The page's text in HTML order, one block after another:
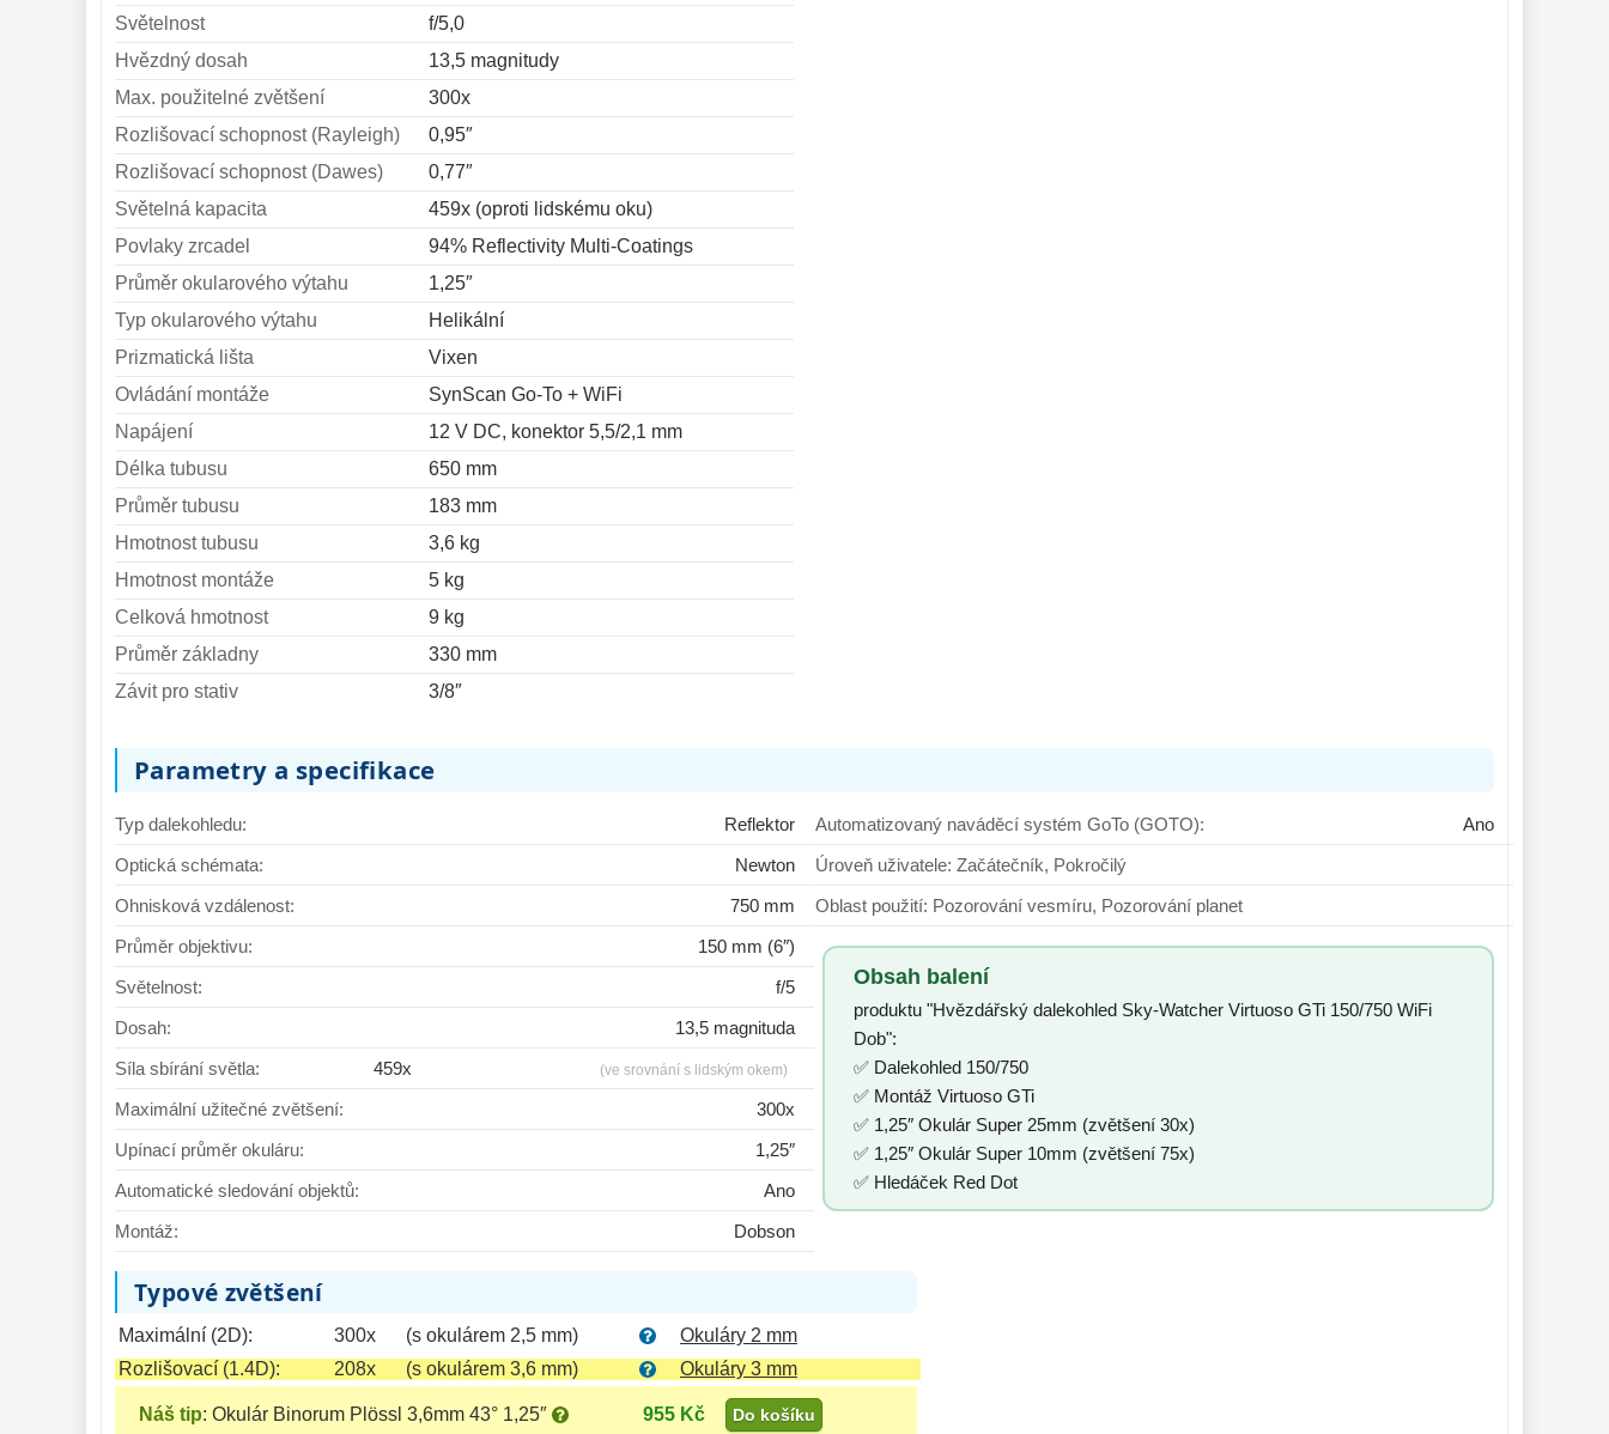
Světelnost
f/5,0
Hvězdný dosah
13,5 magnitudy
Max. použitelné zvětšení
300x
Rozlišovací schopnost (Rayleigh)
0,95″
Rozlišovací schopnost (Dawes)
0,77″
Světelná kapacita
459x (oproti lidskému oku)
Povlaky zrcadel
94% Reflectivity Multi-Coatings
Průměr okularového výtahu
1,25″
Typ okularového výtahu
Helikální
Prizmatická lišta
Vixen
Ovládání montáže
SynScan Go-To + WiFi
Napájení
12 V DC, konektor 5,5/2,1 mm
Délka tubusu
650 mm
Průměr tubusu
183 mm
Hmotnost tubusu
3,6 kg
Hmotnost montáže
5 kg
Celková hmotnost
9 kg
Průměr základny
330 mm
Závit pro stativ
3/8″
Parametry a specifikace
Typ dalekohledu:
Reflektor
Optická schémata:
Newton
Ohnisková vzdálenost:
750 mm
Průměr objektivu:
150 mm (6″)
Světelnost:
f/5
Dosah:
13,5 magnituda
Síla sbírání světla:
459x (ve srovnání s lidským okem)
Maximální užitečné zvětšení:
300x
Upínací průměr okuláru:
1,25″
Automatické sledování objektů:
Ano
Montáž:
Dobson
Automatizovaný naváděcí systém GoTo (GOTO):
Ano
Úroveň uživatele: Začátečník, Pokročilý
Oblast použití: Pozorování vesmíru, Pozorování planet
Obsah balení
produktu "Hvězdářský dalekohled Sky-Watcher Virtuoso GTi 150/750 WiFi
Dob":
✅ Dalekohled 150/750
✅ Montáž Virtuoso GTi
✅ 1,25″ Okulár Super 25mm (zvětšení 30x)
✅ 1,25″ Okulár Super 10mm (zvětšení 75x)
✅ Hledáček Red Dot
Typové zvětšení
Maximální (2D): 300x (s okulárem 2,5 mm)
Okuláry 2 mm
Rozlišovací (1.4D):
208x (s okulárem 3,6 mm) Okuláry 3 mm
Náš tip: Okulár Binorum Plössl 3,6mm 43° 1,25″ 955 Kč Do košíku